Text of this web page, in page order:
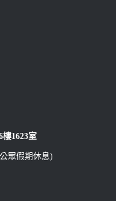
1623室
眾假期休息)